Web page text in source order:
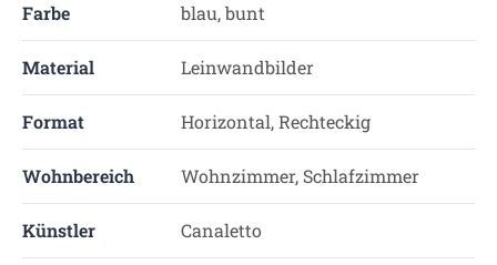
Farbe blau, bunt
Material Leinwandbilder
Format Horizontal, Rechteckig
Wohnbereich Wohnzimmer, Schlafzimmer
Künstler Canaletto